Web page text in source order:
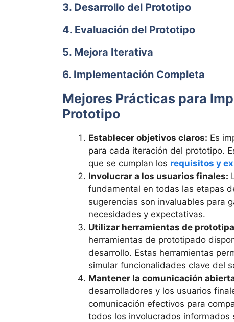
3. Desarrollo del Prototipo
4. Evaluación del Prototipo
5. Mejora Iterativa
6. Implementación Completa
Mejores Prácticas para
Prototipo
Establecer objetivos claros: Es
para cada iteración del prototipo.
que se cumplan los requisitos y
Involucrar a los usuarios finales:
fundamental en todas las etapas
sugerencias son invaluables para
necesidades y expectativas.
Utilizar herramientas de
herramientas de prototipado
desarrollo. Estas herramientas
simular funcionalidades clave del
Mantener la comunicación
desarrolladores y los usuarios
comunicación efectivos para
todos los involucrados